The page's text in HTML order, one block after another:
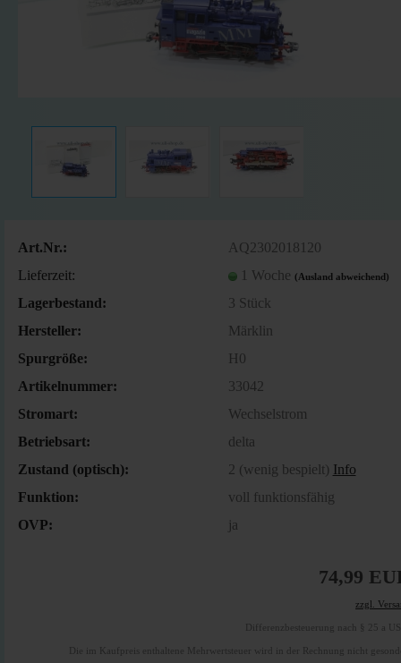
Art.Nr.:
AQ2302018120
Lieferzeit:
1 Woche (Ausland abweichend)
Lagerbestand: 3 Stück
Hersteller:
Märklin
Spurgröße:
H0
Artikelnummer:
33042
Stromart:
Wechselstrom
Betriebsart:
delta
Zustand (optisch):
2 (wenig bespielt) Info
Funktion:
voll funktionsfähig
OVP:
ja
74,99
zzgl.
Differenzbesteuerung nach § 25 a
Die im Kaufpreis enthaltene Mehrwertsteuer wird in der Rechnung nicht